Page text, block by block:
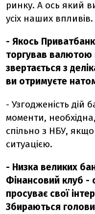
ринку. А ось який
усіх наших впливів.
- Якось
торгував валютою
звертається з
ви отримуєте
- Узгодженість дій
моменти,
спільно з НБУ,
ситуацією.
- Низка великих
Фінансовий клуб -
просуває свої
Збираються